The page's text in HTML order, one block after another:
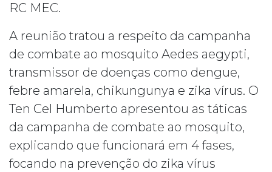
RC MEC.
A reunião tratou a respeito da campanha
de combate ao mosquito Aedes aegypti,
transmissor de doenças como dengue,
febre amarela, chikungunya e zika vírus. O
Ten Cel Humberto apresentou as táticas
da campanha de combate ao mosquito,
explicando que funcionará em 4 fases,
focando na prevenção do zika vírus